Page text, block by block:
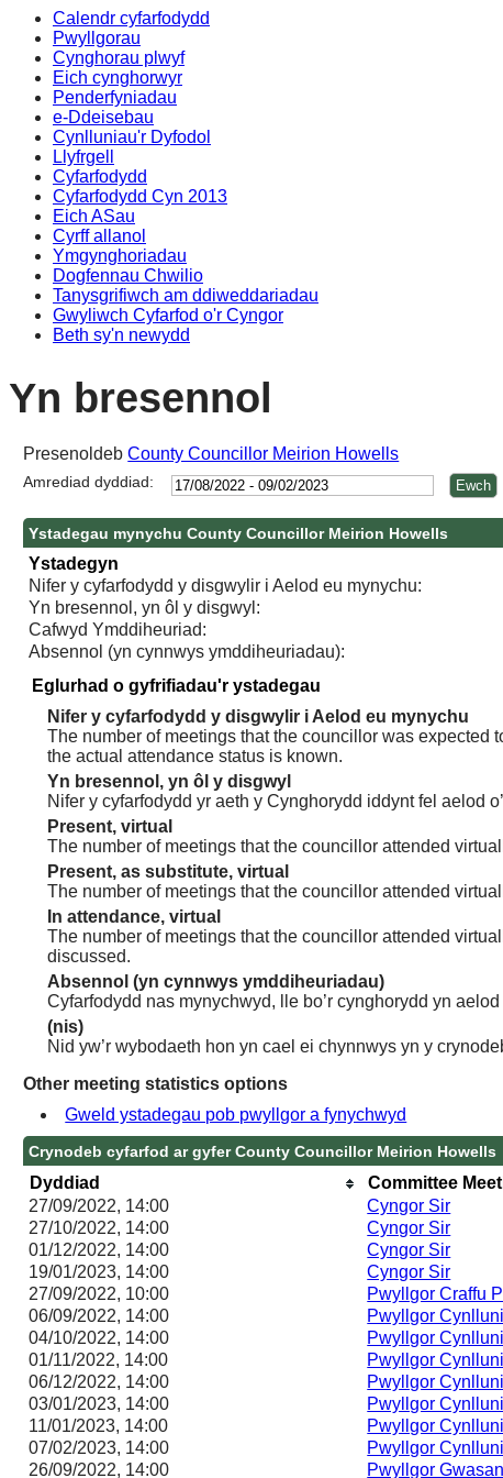
Calendr cyfarfodydd
Pwyllgorau
Cynghorau plwyf
Eich cynghorwyr
Penderfyniadau
e-Ddeisebau
Cynlluniau'r Dyfodol
Llyfrgell
Cyfarfodydd
Cyfarfodydd Cyn 2013
Eich ASau
Cyrff allanol
Ymgynghoriadau
Dogfennau Chwilio
Tanysgrifiwch am ddiweddariadau
Gwyliwch Cyfarfod o'r Cyngor
Beth sy'n newydd
Yn bresennol
PresenoldebCounty Councillor Meirion Howells
Amrediad dyddiad:
Ystadegau mynychu County Councillor Meirion Howells
Ystadegyn
Nifer y cyfarfodydd y disgwylir i Aelod eu mynychu:
Yn bresennol, yn ôl y disgwyl:
Cafwyd Ymddiheuriad:
Absennol (yn cynnwys ymddiheuriadau):
Eglurhad o gyfrifiadau'r ystadegau
Nifer y cyfarfodydd y disgwylir i Aelod eu mynychu
The number of meetings that the councillor was expected
the actual attendance status is known.
Yn bresennol, yn ôl y disgwyl
Nifer y cyfarfodydd yr aeth y Cynghorydd iddynt fel aelod
Present, virtual
The number of meetings that the councillor attended
Present, as substitute, virtual
The number of meetings that the councillor attended
In attendance, virtual
The number of meetings that the councillor attended
discussed.
Absennol (yn cynnwys ymddiheuriadau)
Cyfarfodydd nas mynychwyd, lle bo’r cynghorydd yn
(nis)
Nid yw’r wybodaeth hon yn cael ei chynnwys yn y
Other meeting statistics options
Gweld ystadegau pob pwyllgor a fynychwyd
Crynodeb cyfarfod ar gyfer County Councillor Meirion Howells
Dyddiad Committee
27/09/2022, 14:00
Cyngor Sir
27/10/2022, 14:00
Cyngor Sir
01/12/2022, 14:00
Cyngor Sir
19/01/2023, 14:00
Cyngor Sir
27/09/2022, 10:00
Pwyllgor Craffu
06/09/2022, 14:00
Pwyllgor
04/10/2022, 14:00
Pwyllgor
01/11/2022, 14:00
Pwyllgor
06/12/2022, 14:00
Pwyllgor
03/01/2023, 14:00
Pwyllgor
11/01/2023, 14:00
Pwyllgor
07/02/2023, 14:00
Pwyllgor
26/09/2022, 14:00
Pwyllgor